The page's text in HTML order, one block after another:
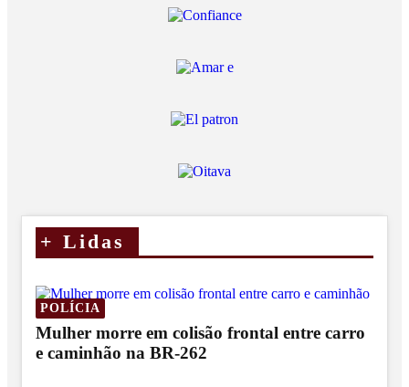
+ Lidas
POLÍCIA
Mulher morre em colisão frontal entre carro
e caminhão na BR-262